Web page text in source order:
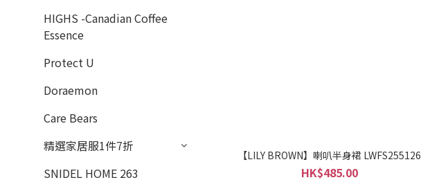
HIGHS -Canadian Coffee
Essence
Protect U
Doraemon
Care Bears
精選家居服1件7折
SNIDEL HOME 263
【LILY BROWN】喇叭半身裙 LWFS255126
HK$485.00